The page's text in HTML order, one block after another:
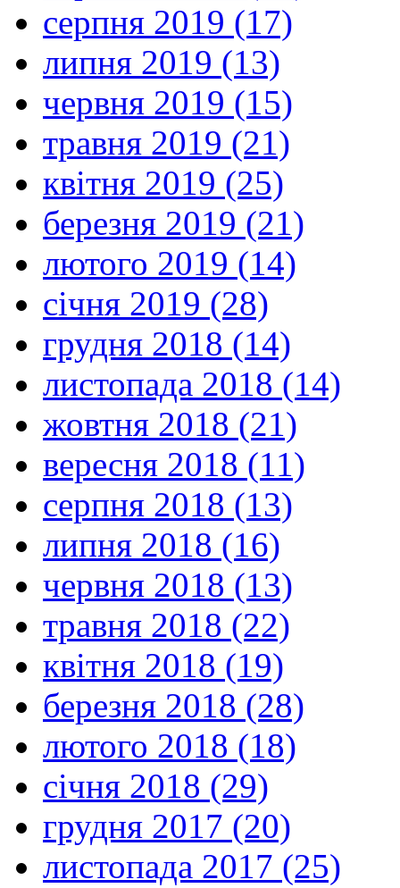
серпня 2019 (17)
липня 2019 (13)
червня 2019 (15)
травня 2019 (21)
квітня 2019 (25)
березня 2019 (21)
лютого 2019 (14)
січня 2019 (28)
грудня 2018 (14)
листопада 2018 (14)
жовтня 2018 (21)
вересня 2018 (11)
серпня 2018 (13)
липня 2018 (16)
червня 2018 (13)
травня 2018 (22)
квітня 2018 (19)
березня 2018 (28)
лютого 2018 (18)
січня 2018 (29)
грудня 2017 (20)
листопада 2017 (25)